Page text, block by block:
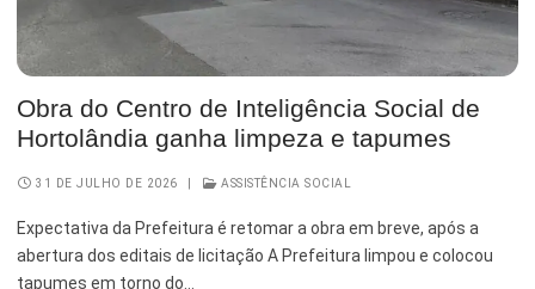
Obra do Centro de Inteligência Social de
Hortolândia ganha limpeza e tapumes
31 DE JULHO DE 2026 ASSISTÊNCIA SOCIAL
Expectativa da Prefeitura é retomar a obra em breve, após a
abertura dos editais de licitação A Prefeitura limpou e colocou
tapumes em torno do…